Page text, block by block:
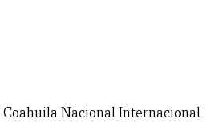
Coahuila NacionalInternacional